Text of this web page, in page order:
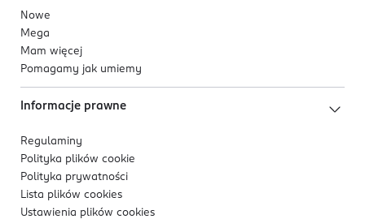
Nowe
Mega
Mam więcej
Pomagamy jak umiemy
Informacje prawne
Regulaminy
Polityka plików cookie
Polityka prywatności
Lista plików cookies
Ustawienia plików cookies